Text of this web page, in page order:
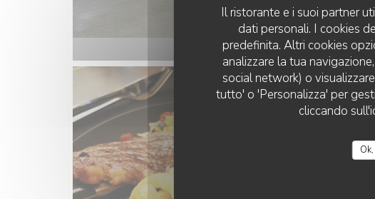
Il ristorante e i suoi partner
dati personali. I cookies
predefinita. Altri cookies
analizzare la tua
social network) o
tutto' o 'Personalizza' per
cliccando